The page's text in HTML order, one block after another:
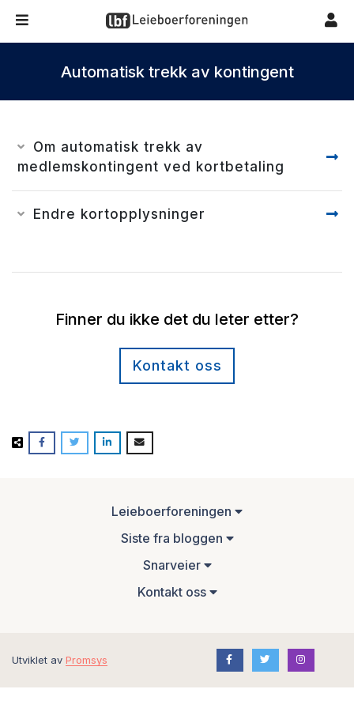
Automatisk trekk av kontingent
Om automatisk trekk av
medlemskontingent ved kortbetaling
Endre kortopplysninger
Finner du ikke det du leter etter?
Kontakt oss
Leieboerforeningen
Siste fra bloggen
Snarveier
Kontakt oss
Utviklet av Promsys